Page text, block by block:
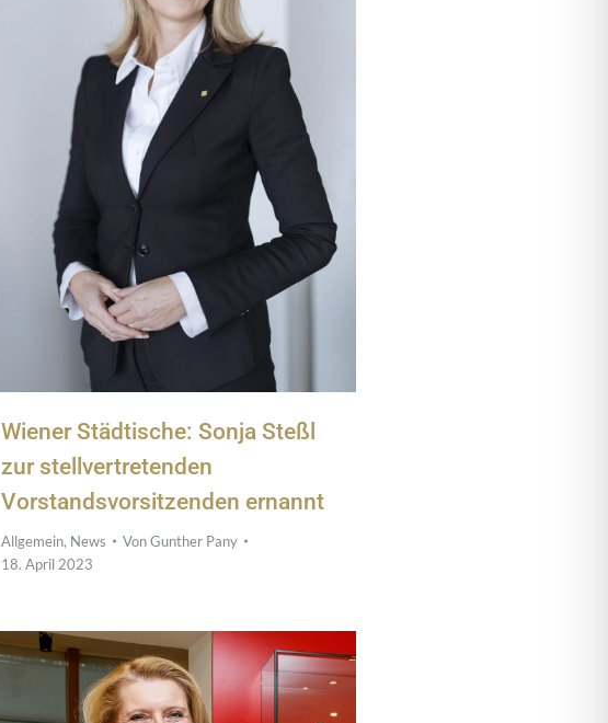
Wiener Städtische: Sonja Steßl
zur stellvertretenden
Vorstandsvorsitzenden ernannt
Allgemein, News VonGunther Pany
18. April 2023